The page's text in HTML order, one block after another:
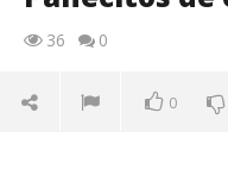
36 0
0